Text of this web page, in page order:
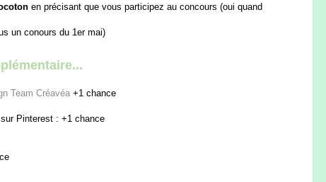
en précisant que vous participez au concours (oui quand
un conours du 1er mai)
Team Créavéa +1 chance
Pinterest : +1 chance